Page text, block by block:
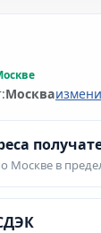
Москва
Москве в